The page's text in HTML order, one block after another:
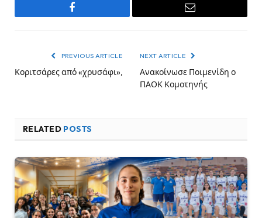
Facebook Email
PREVIOUS ARTICLE
Κοριτσάρες από «χρυσάφι»,
NEXT ARTICLE
Ανακοίνωσε Ποιμενίδη ο
ΠΑΟΚ Κομοτηνής
RELATED POSTS